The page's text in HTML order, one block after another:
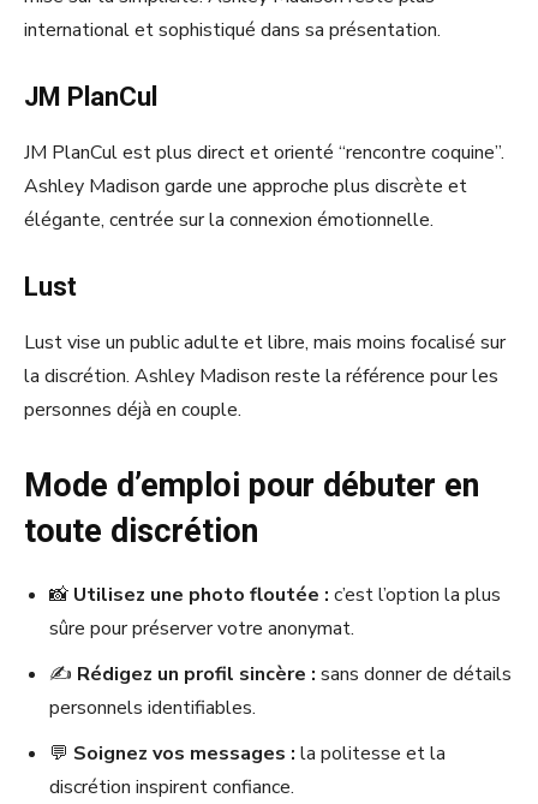
international et sophistiqué dans sa présentation.
JM PlanCul
JM PlanCul est plus direct et orienté “rencontre coquine”.
Ashley Madison garde une approche plus discrète et
élégante, centrée sur la connexion émotionnelle.
Lust
Lust vise un public adulte et libre, mais moins focalisé sur
la discrétion. Ashley Madison reste la référence pour les
personnes déjà en couple.
Mode d’emploi pour débuter en
toute discrétion
📸 Utilisez une photo floutée : c’est l’option la plus
sûre pour préserver votre anonymat.
✍️ Rédigez un profil sincère : sans donner de détails
personnels identifiables.
💬 Soignez vos messages : la politesse et la
discrétion inspirent confiance.